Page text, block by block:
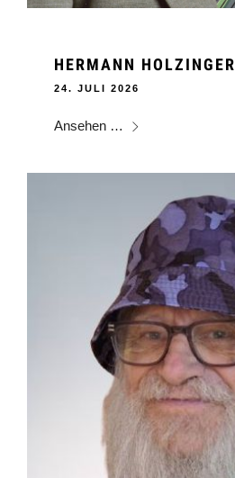
HERMANN HOLZINGER
24. JULI 2026
Ansehen …